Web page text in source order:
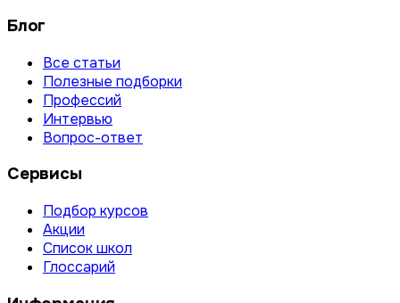
Блог
Все статьи
Полезные подборки
Профессий
Интервью
Вопрос-ответ
Сервисы
Подбор курсов
Акции
Список школ
Глоссарий